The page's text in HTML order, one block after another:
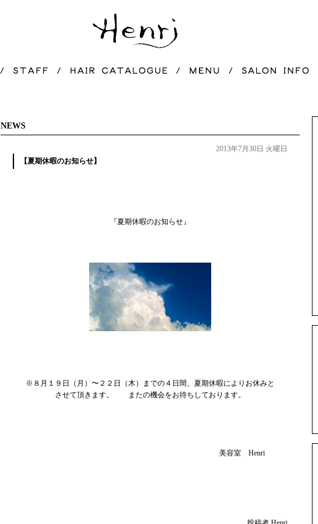
NEWS
2013年7月30日 火曜日
【夏期休暇のお知らせ】
『夏期休暇のお知らせ』
※８月１９日（月）〜２２日（木）までの４日間、夏期休暇によりお休みと
させて頂きます。 またの機会をお待ちしております。
美容室 Henri